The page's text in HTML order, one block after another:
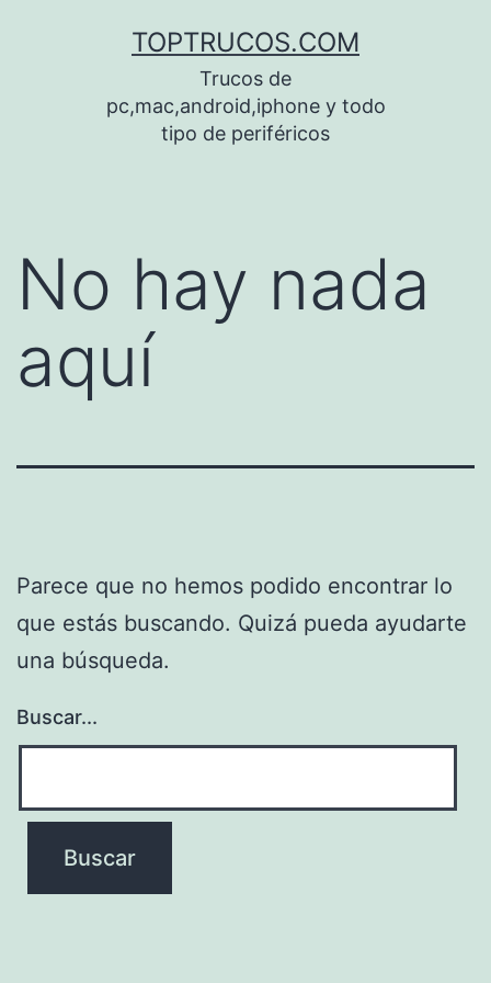
TOPTRUCOS.COM
Trucos de
pc,mac,android,iphone y todo
tipo de periféricos
No hay nada
aquí
Parece que no hemos podido encontrar lo
que estás buscando. Quizá pueda ayudarte
una búsqueda.
Buscar...